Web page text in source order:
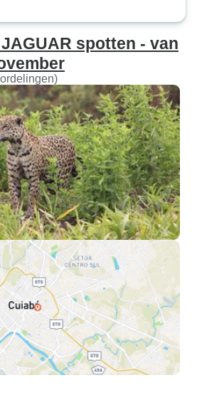
wel wat meer
voor het ontbijt
was ondanks
Het
rekening met
te lunchen,
onze vlucht
moesten halen.
voor het
verzoeken en
maaltijden! De gidsen waren
geweldig en
aan Ney, CJ,
ons bij onze
begeleid. Ney en
vooral geweldig
zeldzame/
(bijv. grote
vleermuizen, enz.). De wifi
spotten - van